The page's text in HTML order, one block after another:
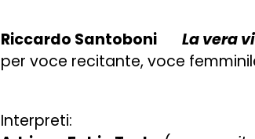
Riccardo Santoboni La vera
per voce recitante, voce
Interpreti: